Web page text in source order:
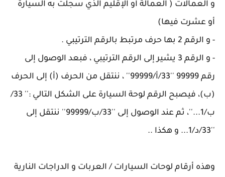
و العمالات ( العمالة أو الإقليم الذي سجلت به السيارة
أو عشرت فيها)
- و الرقم 2 بها حرف مرتبط بالرقم الترتيبي .
- و الرقم 3 يشير إلى الرقم الترتيبي ، فبعد الوصول إلى
رقم 99999 ''33/أ/99999'' ، ننتقل من الحرف (أ) إلى الحرف
(ب)، فيصبح الرقم لوحة السيارة على الشكل التالي :'' 33/
ب/1...''، ثم عند الوصول إلى ''33/ب/99999'' ننتقل إلى
''33/د/1... و هكذا ..
وهذه أرقام لوحات السيارات / العربات و الدراجات النارية